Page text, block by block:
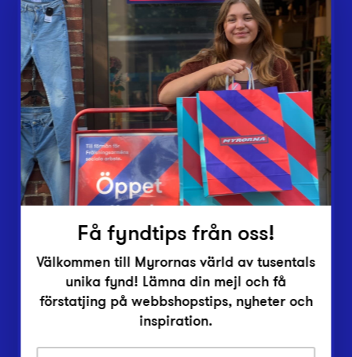
Webbshop
Butiker
Lämna in
Vårt överskott
Inlämningsplatser
Om Myrorna
Lediga jobb
Pressrum
Få fyndtips från oss!
Välkommen till Myrornas värld av tusentals
unika fynd! Lämna din mejl och få
förstatjing på webbshopstips, nyheter och
inspiration.